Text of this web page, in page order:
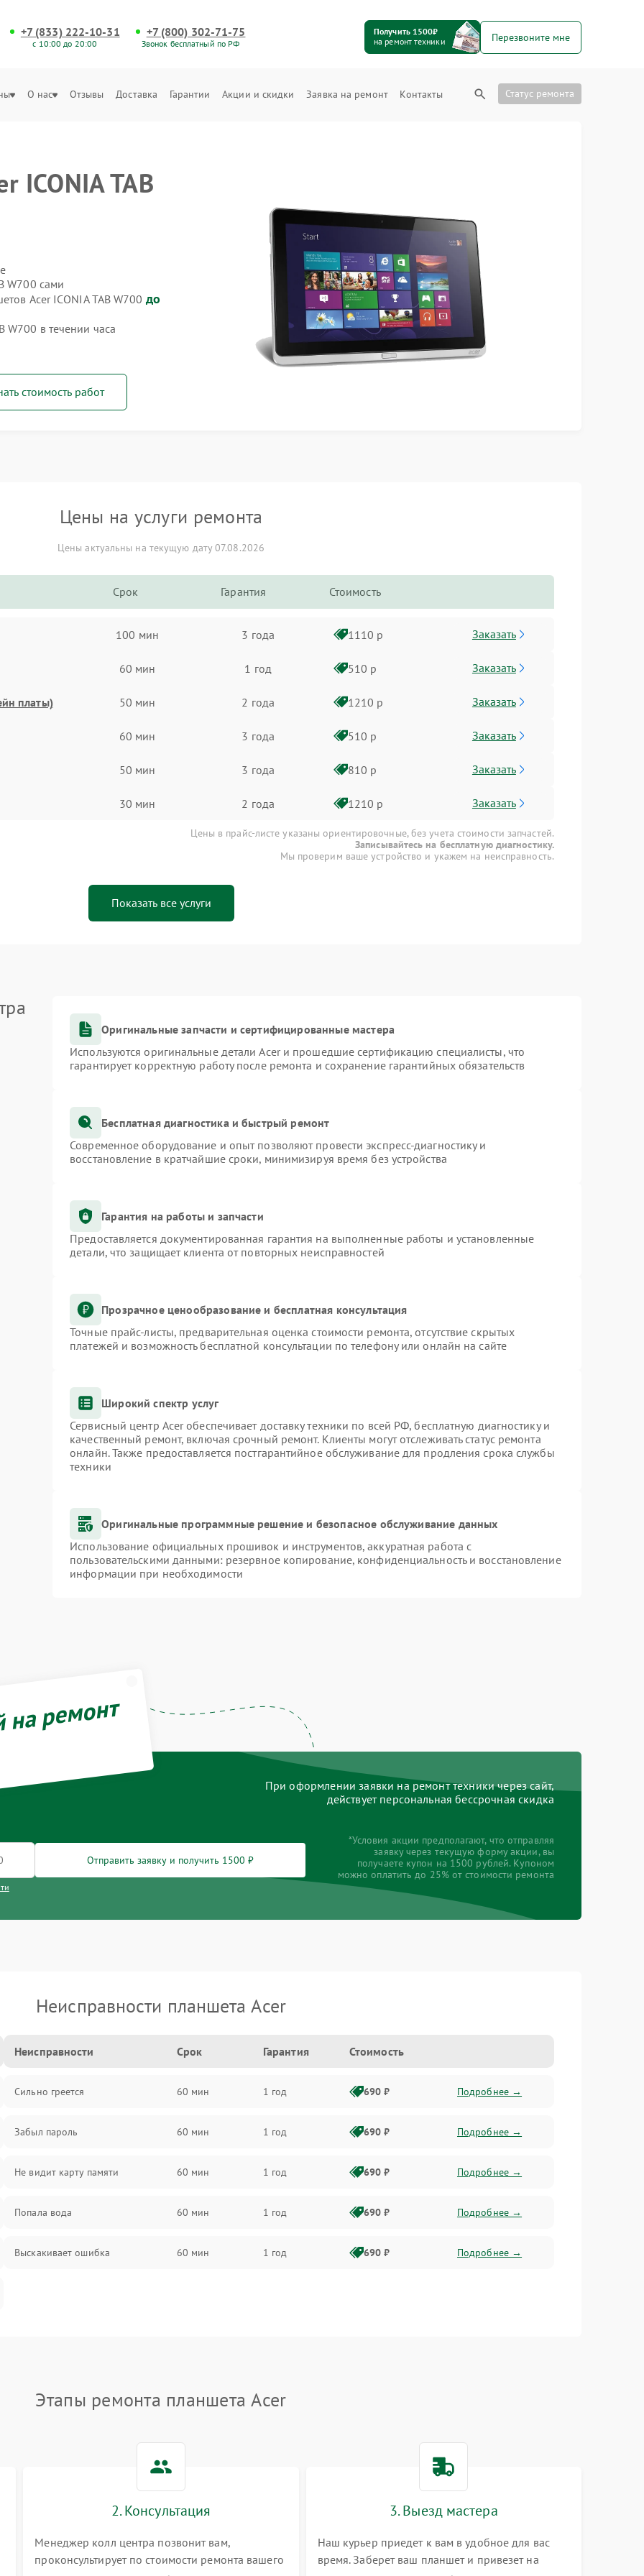
+7 (833) 222-10-31
с 10:00 до 20:00
+7 (800) 302-71-75
Звонок бесплатный по РФ
Получить 1500₽
на ремонт техники
Перезвоните мне
О нас Отзывы Доставка Гарантии Акции и скидки Заявка на ремонт Контакты Статус ремонта
ICONIA TAB
W700 сами
Acer ICONIA TAB W700 до
W700 в течении часа
стоимость работ
Цены на услуги ремонта
Цены актуальны на текущую дату 07.08.2026
Срок Гарантия Стоимость
100 мин 3 года 1110 р Заказать
60 мин 1 год 510 р Заказать
платы) 50 мин 2 года 1210 р Заказать
60 мин 3 года 510 р Заказать
50 мин 3 года 810 р Заказать
30 мин 2 года 1210 р Заказать
Цены в прайс-листе указаны ориентировочные, без учета стоимости запчастей.
Записывайтесь на бесплатную диагностику.
Мы проверим ваше устройство и укажем на неисправность.
Показать все услуги
Оригинальные запчасти и сертифицированные мастера
Используются оригинальные детали Acer и прошедшие сертификацию специалисты, что
гарантирует корректную работу после ремонта и сохранение гарантийных обязательств
Бесплатная диагностика и быстрый ремонт
Современное оборудование и опыт позволяют провести экспресс-диагностику и
восстановление в кратчайшие сроки, минимизируя время без устройства
Гарантия на работы и запчасти
Предоставляется документированная гарантия на выполненные работы и установленные
детали, что защищает клиента от повторных неисправностей
Прозрачное ценообразование и бесплатная консультация
Точные прайс-листы, предварительная оценка стоимости ремонта, отсутствие скрытых
платежей и возможность бесплатной консультации по телефону или онлайн на сайте
Широкий спектр услуг
Сервисный центр Acer обеспечивает доставку техники по всей РФ, бесплатную диагностику и
качественный ремонт, включая срочный ремонт. Клиенты могут отслеживать статус ремонта
онлайн. Также предоставляется постгарантийное обслуживание для продления срока службы
техники
Оригинальные программные решение и безопасное обслуживание данных
Использование официальных прошивок и инструментов, аккуратная работа с
пользовательскими данными: резервное копирование, конфиденциальность и восстановление
информации при необходимости
ремонт
При оформлении заявки на ремонт техники через сайт,
действует персональная бессрочная скидка
Отправить заявку и получить 1500 ₽
*Условия акции предполагают, что отправляя
заявку через текущую форму акции, вы
получаете купон на 1500 рублей. Купоном
можно оплатить до 25% от стоимости ремонта
Неисправности планшета Acer
Неисправности Срок Гарантия Стоимость
Сильно греется 60 мин 1 год 690 ₽ Подробнее →
Забыл пароль 60 мин 1 год 690 ₽ Подробнее →
Не видит карту памяти 60 мин 1 год 690 ₽ Подробнее →
Попала вода 60 мин 1 год 690 ₽ Подробнее →
Выскакивает ошибка 60 мин 1 год 690 ₽ Подробнее →
Этапы ремонта планшета Acer
2. Консультация
Менеджер колл центра позвонит вам,
проконсультирует по стоимости ремонта вашего
3. Выезд мастера
Наш курьер приедет к вам в удобное для вас
время. Заберет ваш планшет и привезет на